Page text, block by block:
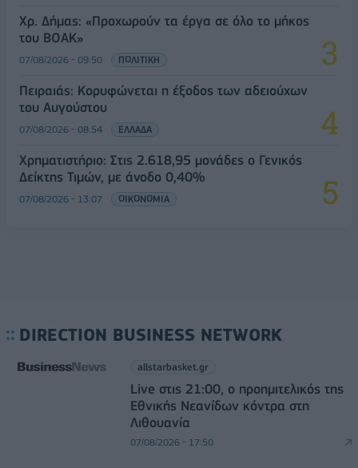
Χρ. Δήμας: «Προχωρούν τα έργα σε όλο το μήκος
του ΒΟΑΚ»
07/08/2026 - 09:50 ΠΟΛΙΤΙΚΗ
Πειραιάς: Κορυφώνεται η έξοδος των αδειούχων
του Αυγούστου
07/08/2026 - 08:54 ΕΛΛΑΔΑ
Χρηματιστήριο: Στις 2.618,95 μονάδες ο Γενικός
Δείκτης Τιμών, με άνοδο 0,40%
07/08/2026 - 13:07 ΟΙΚΟΝΟΜΙΑ
DIRECTION BUSINESS NETWORK
allstarbasket.gr
Live στις 21:00, ο προημιτελικός της
Εθνικής Νεανίδων κόντρα στη
Λιθουανία
07/08/2026 - 17:50